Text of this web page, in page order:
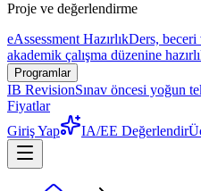
Proje ve değerlendirme
eAssessment HazırlıkDers, beceri
akademik çalışma düzenine
Programlar
IB RevisionSınav öncesi yoğun
Fiyatlar
Giriş Yap
IA/EE Değerlendir